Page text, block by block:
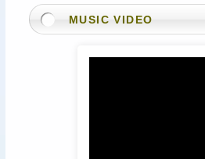
MUSIC VIDEO